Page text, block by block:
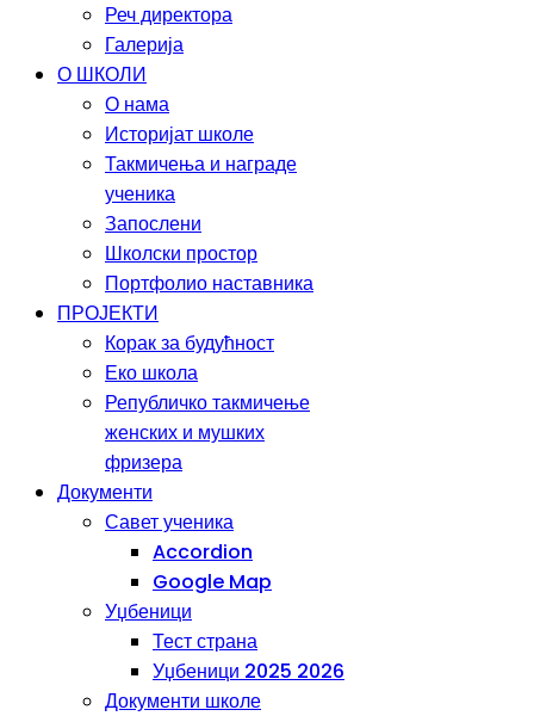
Реч директора
Галерија
О ШКОЛИ
О нама
Историјат школе
Такмичења и награде
ученика
Запослени
Школски простор
Портфолио наставника
ПРОЈЕКТИ
Корак за будућност
Еко школа
Републичко такмичење
женских и мушких
фризера
Документи
Савет ученика
Accordion
Google Map
Уџбеници
Тест страна
Уџбеници 2025 2026
Документи школе